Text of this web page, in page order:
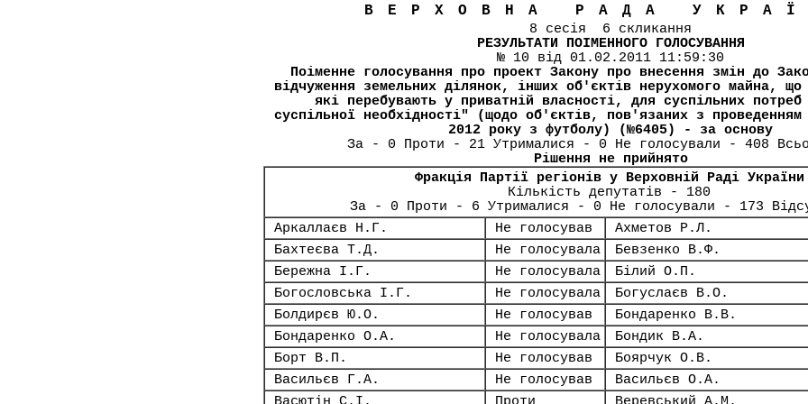
ВЕРХОВНА РАДА
8 сесія 6 скликання
РЕЗУЛЬТАТИ ПОІМЕННОГО ГОЛОСУВАННЯ
№ 10 від 01.02.2011 11:59:30
Поіменне голосування про проект Закону про внесення змін до
відчуження земельних ділянок, інших об'єктів нерухомого майна,
які перебувають у приватній власності, для суспільних
суспільної необхідності" (щодо об'єктів, пов'язаних з проведенням
2012 року з футболу) (№6405) - за основу
За - 0 Проти - 21 Утрималися - 0 Не голосували - 408
Рішення не прийнято
Фракція Партії регіонів у Верховній Раді України
Кількість депутатів - 180
За - 0 Проти - 6 Утрималися - 0 Не голосували - 173
Аркаллаєв Н.Г.
Не голосував
Ахметов Р.Л.
Бахтеєва Т.Д.
Не голосувала
Бевзенко В.Ф.
Бережна І.Г.
Не голосувала
Білий О.П.
Богословська І.Г.
Не голосувала
Богуслаєв В.О.
Болдирєв Ю.О.
Не голосував
Бондаренко В.В.
Бондаренко О.А.
Не голосувала
Бондик В.А.
Борт В.П.
Не голосував
Боярчук О.В.
Васильєв Г.А.
Не голосував
Васильєв О.А.